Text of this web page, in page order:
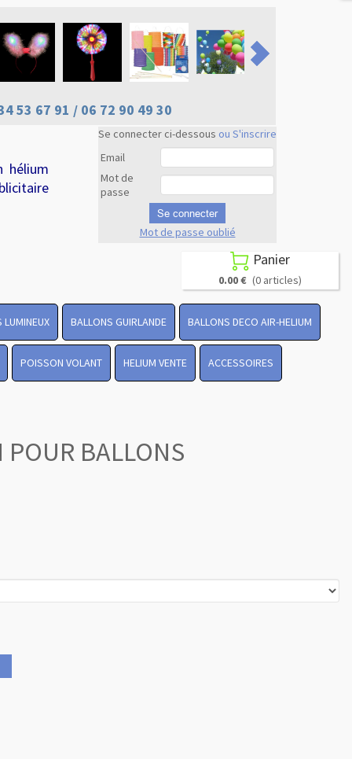
53 67 91 / 06 72 90 49 30
Se connecter ci-dessous ou S'inscrire
Email
Mot de
passe
Se connecter
Mot de passe oublié
hélium
 Panier
0.00 € (0 articles)
LUMINEUX BALLONS GUIRLANDE BALLONS DECO AIR-HELIUM
POISSON VOLANT HELIUM VENTE ACCESSOIRES
BALLONS